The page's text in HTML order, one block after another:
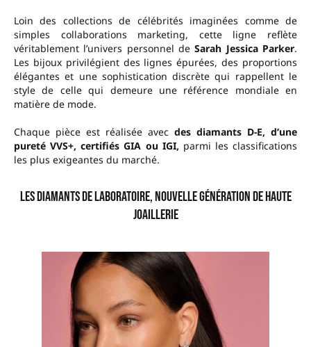
Loin des collections de célébrités imaginées comme de
simples collaborations marketing, cette ligne reflète
véritablement l’univers personnel deSarah Jessica Parker.
Les bijoux privilégient des lignes épurées, des proportions
élégantes et une sophistication discrète qui rappellent le
style de celle qui demeure une référence mondiale en
matière de mode.
Chaque pièce est réalisée avec des diamants D-E, d’une
pureté VVS+, certifiés GIA ou IGI, parmi les classifications
les plus exigeantes du marché.
Les diamants de laboratoire, nouvelle génération de haute
joaillerie